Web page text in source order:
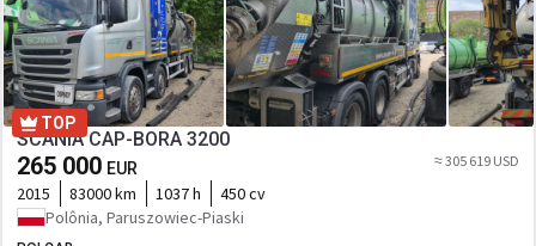
TOP
SCANIA CAP-BORA 3200
265 000 EUR ≈ 305 619 USD
2015 83000 km 1037 h
450 cv
Polônia, Paruszowiec-Piaski